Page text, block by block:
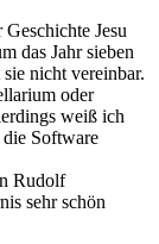
Jesu
das Jahr sieben
nicht vereinbar.
oder
weiß ich
die Software
Rudolf
sehr schön